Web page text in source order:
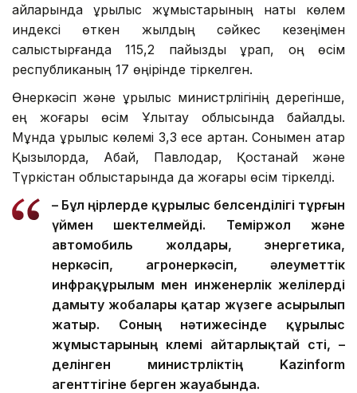
айларында құрылыс жұмыстарының нақты көлем
индексі өткен жылдың сәйкес кезеңімен
салыстырғанда 115,2 пайызды құрап, оң өсім
республиканың 17 өңірінде тіркелген.
Өнеркәсіп және құрылыс министрлігінің дерегінше,
ең жоғары өсім Ұлытау облысында байқалды.
Мұнда құрылыс көлемі 3,3 есе артқан. Сонымен қатар
Қызылорда, Абай, Павлодар, Қостанай және
Түркістан облыстарында да жоғары өсім тіркелді.
– Бұл өңірлерде құрылыс белсенділігі тұрғын
үймен шектелмейді. Теміржол және
автомобиль жолдары, энергетика,
өнеркәсіп, агроөнеркәсіп, әлеуметтік
инфрақұрылым мен инженерлік желілерді
дамыту жобалары қатар жүзеге асырылып
жатыр. Соның нәтижесінде құрылыс
жұмыстарының көлемі айтарлықтай өсті, –
делінген министрліктің Kazinform
агенттігіне берген жауабында.